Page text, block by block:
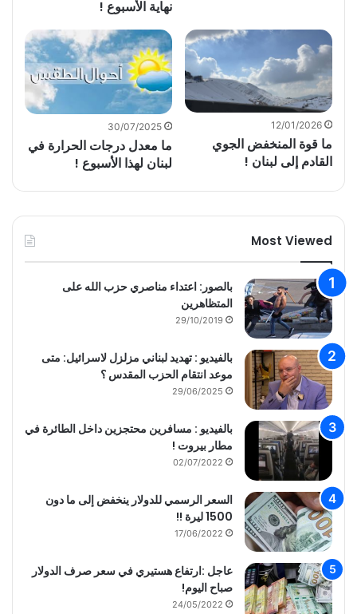
نهاية الأسبوع !
12/01/2026
ما قوة المنخفض الجوي
القادم إلى لبنان !
30/07/2025
ما معدل درجات الحرارة في
لبنان لهذا الأسبوع !
Most Viewed
بالصور: اعتداء مناصري حزب الله على
المتظاهرين
29/10/2019
بالفيديو : تهديد لبناني مزلزل لاسرائيل: متى
موعد انتقام الحزب المقدس ؟
29/06/2025
بالفيديو : مسافرين محتجزين داخل الطائرة في
مطار بيروت !
02/07/2022
السعر الرسمي للدولار ينخفض إلى ما دون
1500 ليرة !!
17/06/2022
عاجل :ارتفاع هستيري في سعر صرف الدولار
صباح اليوم!
24/05/2022